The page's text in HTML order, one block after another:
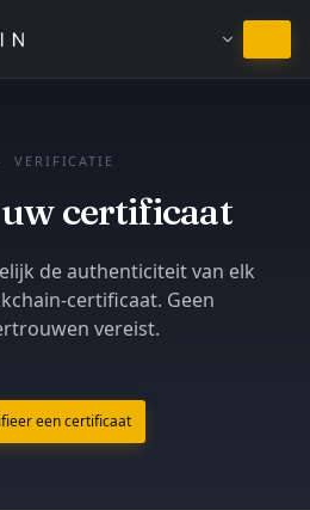
in Nederlands
VERIFICATIE
certificaat
de authenticiteit van elk
certificaat. Geen
vereist.
een certificaat